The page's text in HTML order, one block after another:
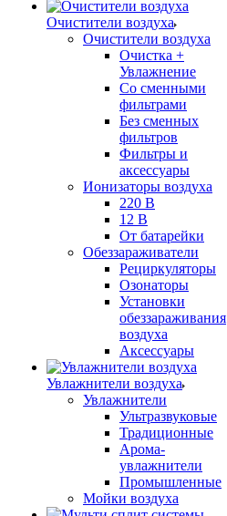
Очистители воздуха
Очистители воздуха
Очистка +
Увлажнение
Cо сменными
фильтрами
Без сменных
фильтров
Фильтры и
аксессуары
Ионизаторы воздуха
220 В
12 В
От батарейки
Обеззараживатели
Рециркуляторы
Озонаторы
Установки
обеззараживания
воздуха
Аксессуары
Увлажнители воздуха
Увлажнители
Ультразвуковые
Традиционные
Арома-
увлажнители
Промышленные
Мойки воздуха